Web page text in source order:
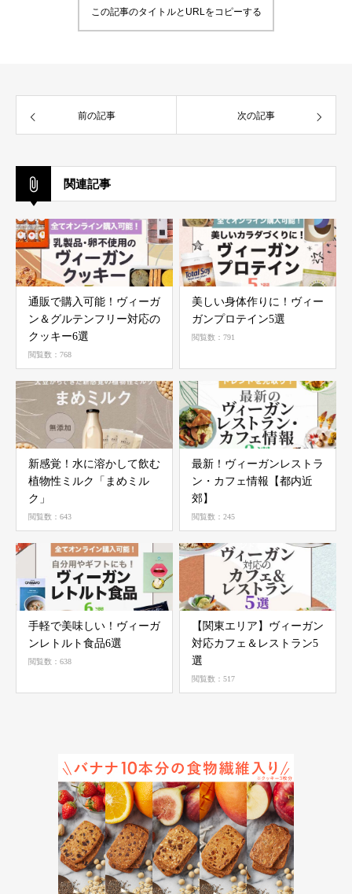
この記事のタイトルとURLをコピーする
前の記事 次の記事
関連記事
通販で購入可能！ヴィーガ
ン＆グルテンフリー対応の
クッキー6選
閲覧数：768
美しい身体作りに！ヴィー
ガンプロテイン5選
閲覧数：791
新感覚！水に溶かして飲む
植物性ミルク「まめミル
ク」
閲覧数：643
最新！ヴィーガンレストラ
ン・カフェ情報【都内近
郊】
閲覧数：245
手軽で美味しい！ヴィーガ
ンレトルト食品6選
閲覧数：638
【関東エリア】ヴィーガン
対応カフェ＆レストラン5
選
閲覧数：517